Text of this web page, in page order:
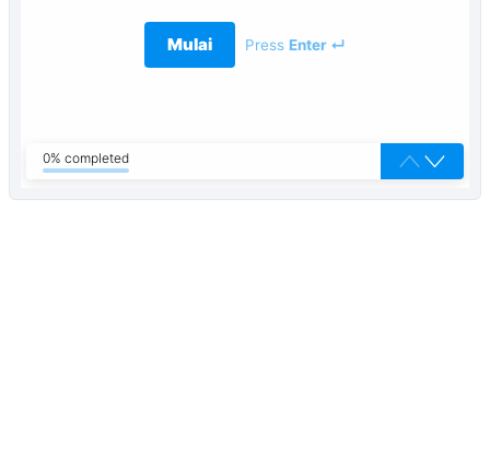
Mulai Press Enter ↵
0% completed